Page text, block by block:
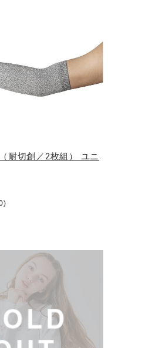
耐切創／2枚組） ユニ